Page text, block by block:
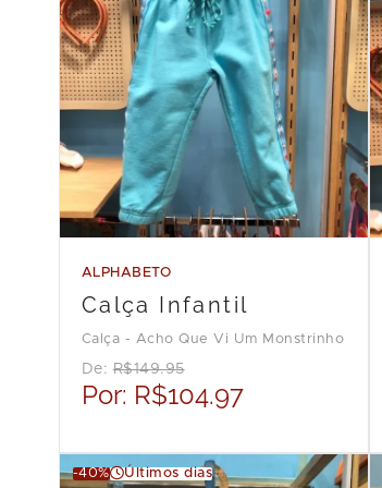
ALPHABETO
Calça Infantil
Calça - Acho Que Vi Um Monstrinho
De:R$149.95
Por: R$104.97
-40% Últimos dias